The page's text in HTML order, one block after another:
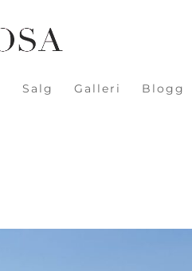
Salg Galleri Blogg